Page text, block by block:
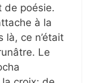
de poésie.
à la
là, ce n’était
Le